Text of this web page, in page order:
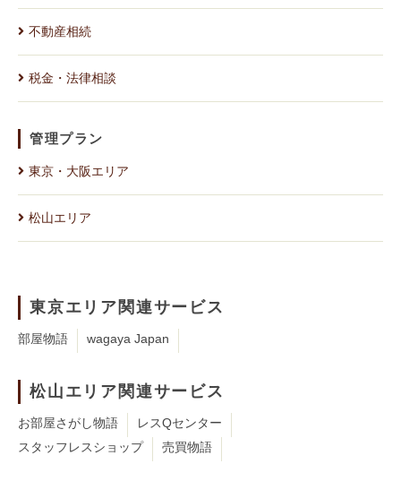
不動産相続
税金・法律相談
管理プラン
東京・大阪エリア
松山エリア
東京エリア関連サービス
部屋物語 wagaya Japan
松山エリア関連サービス
お部屋さがし物語
レスQセンター
スタッフレスショップ
売買物語